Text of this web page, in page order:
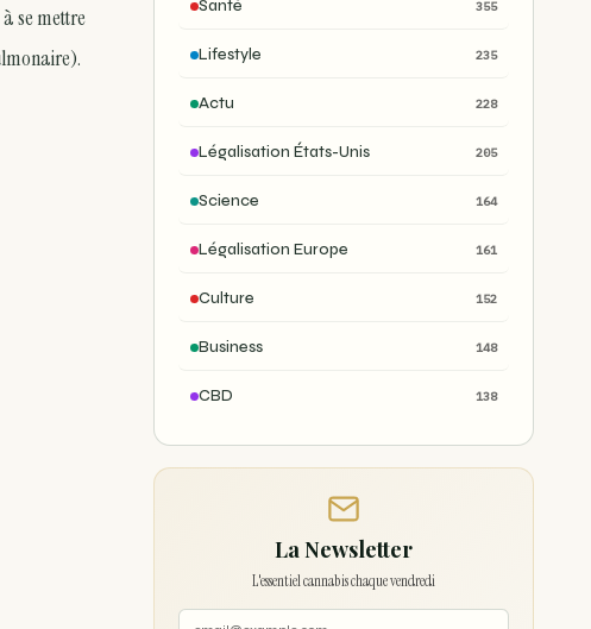
se mettre
Santé 355
Lifestyle 235
Actu 228
Légalisation États-Unis 205
Science 164
Légalisation Europe 161
Culture 152
Business 148
CBD 138
La Newsletter
L'essentiel cannabis chaque vendredi